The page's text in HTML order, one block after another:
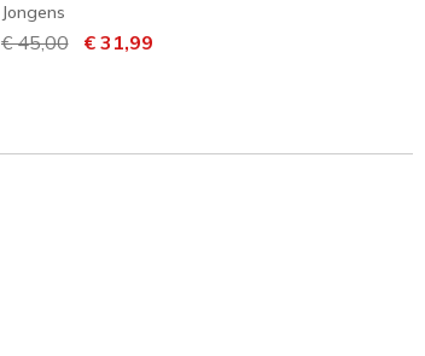
Jongens
Prijs verlaagd van
€ 45,00naar
€ 31,99